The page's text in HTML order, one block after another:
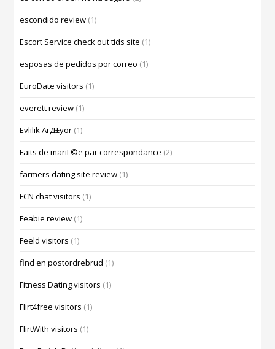
escondido review (1)
Escort Service check out tids site (1)
esposas de pedidos por correo (1)
EuroDate visitors (1)
everett review (1)
Evlilik ArД±yor (1)
Faits de mariГ©e par correspondance (2)
farmers dating site review (1)
FCN chat visitors (1)
Feabie review (1)
Feeld visitors (1)
find en postordrebrud (1)
Fitness Dating visitors (1)
Flirt4free visitors (1)
FlirtWith visitors (1)